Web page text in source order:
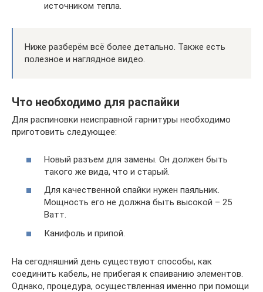
источником тепла.
Ниже разберём всё более детально. Также есть
полезное и наглядное видео.
Что необходимо для распайки
Для распиновки неисправной гарнитуры необходимо
приготовить следующее:
Новый разъем для замены. Он должен быть
такого же вида, что и старый.
Для качественной спайки нужен паяльник.
Мощность его не должна быть высокой – 25
Ватт.
Канифоль и припой.
На сегодняшний день существуют способы, как
соединить кабель, не прибегая к спаиванию элементов.
Однако, процедура, осуществленная именно при помощи